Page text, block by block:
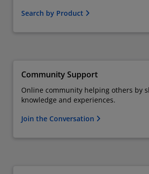
Search by Product
Community Support
Online community helping others by
knowledge and experiences.
Join the Conversation